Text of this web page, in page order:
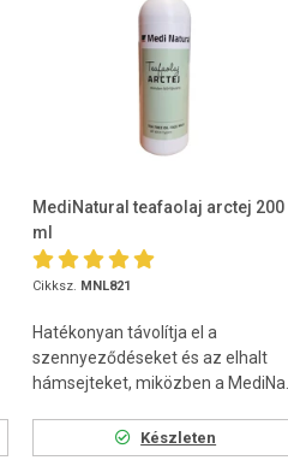
MediNatural teafaolaj arctej 200
ml
Cikksz. MNL821
Hatékonyan távolítja el a
szennyeződéseket és az elhalt
hámsejteket, miközben a MediNa...
Készleten